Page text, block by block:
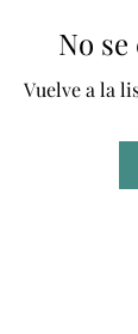
No
Vuelve a la